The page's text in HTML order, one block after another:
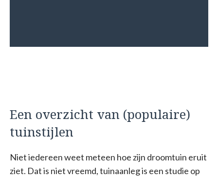
Een overzicht van (populaire)
tuinstijlen
Niet iedereen weet meteen hoe zijn droomtuin eruit
ziet. Dat is niet vreemd, tuinaanleg is een studie op